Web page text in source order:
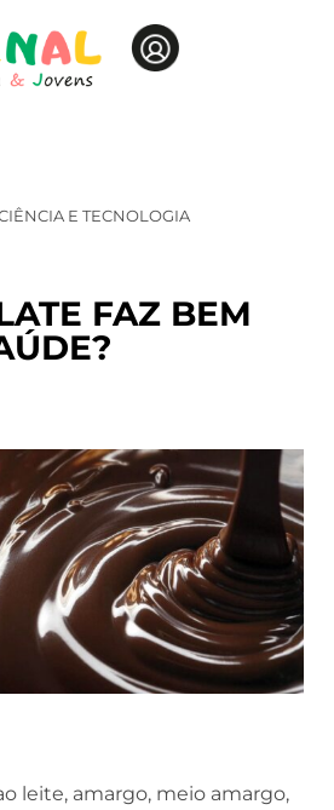
E TECNOLOGIA
FAZ BEM
leite, amargo, meio amargo,